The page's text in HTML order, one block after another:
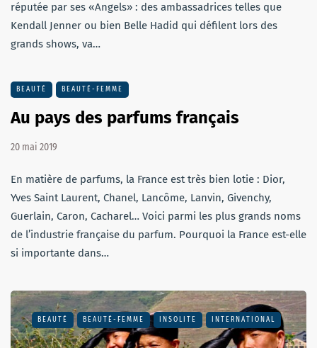
réputée par ses «Angels» : des ambassadrices telles que
Kendall Jenner ou bien Belle Hadid qui défilent lors des
grands shows, va…
BEAUTÉ BEAUTÉ-FEMME
Au pays des parfums français
20 mai 2019
En matière de parfums, la France est très bien lotie : Dior,
Yves Saint Laurent, Chanel, Lancôme, Lanvin, Givenchy,
Guerlain, Caron, Cacharel… Voici parmi les plus grands noms
de l’industrie française du parfum. Pourquoi la France est-elle
si importante dans…
BEAUTÉ BEAUTÉ-FEMME INSOLITE INTERNATIONAL